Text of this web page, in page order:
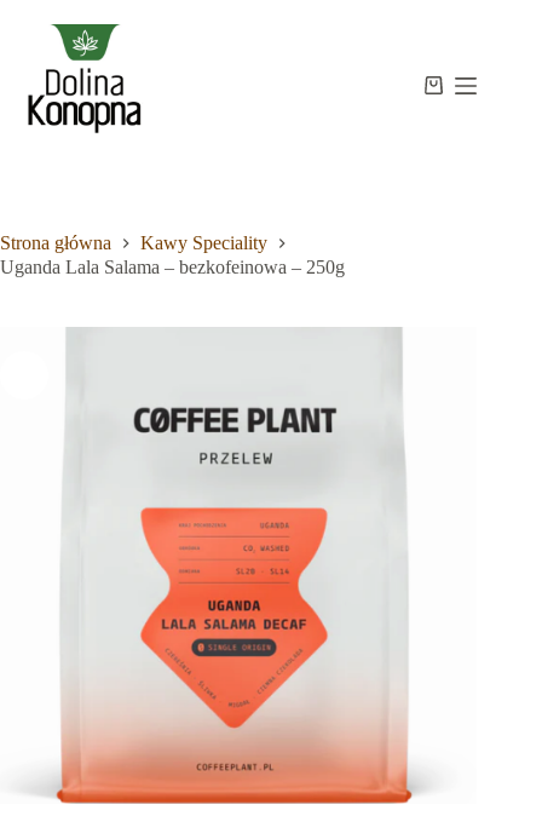
Brak
wyników
Strona
główna
Kontakt
Koszyk
Strona główna
Kawy Speciality
Uganda Lala Salama – bezkofeinowa – 250g